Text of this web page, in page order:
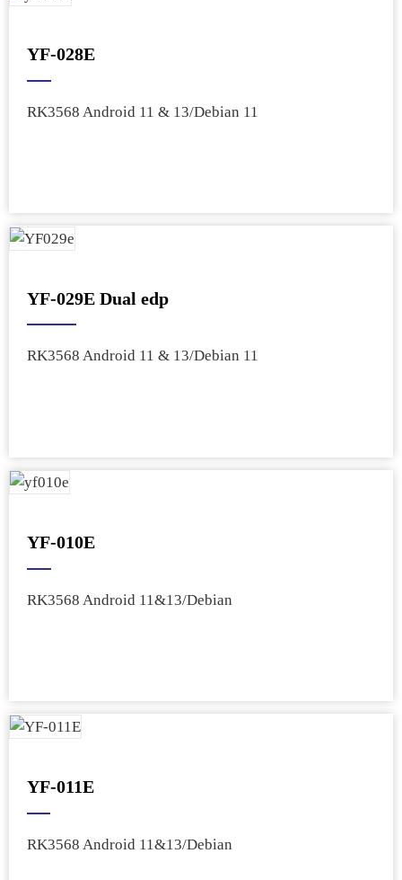
YF-028E
RK3568 Android 11 & 13/Debian 11
YF-029E Dual edp
RK3568 Android 11 & 13/Debian 11
YF-010E
RK3568 Android 11&13/Debian
YF-011E
RK3568 Android 11&13/Debian